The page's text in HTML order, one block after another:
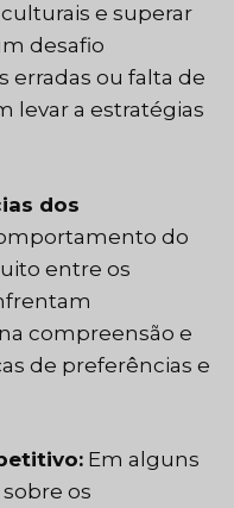
e superar
desafio
erradas ou falta de
levar a estratégias
dos
do
entre os
compreensão e
de preferências e
Em alguns
os